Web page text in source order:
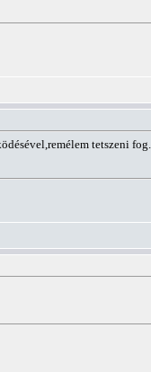
tetszeni